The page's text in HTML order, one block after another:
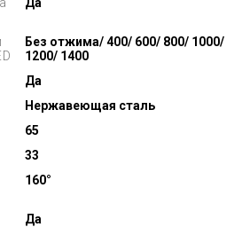
Без отжима/ 400/ 600/ 800/ 1000/
1200/ 1400
Да
Нержавеющая сталь
65
33
160°
Да